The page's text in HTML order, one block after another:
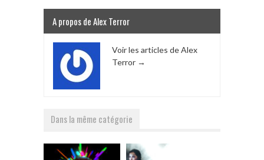
A propos de Alex Terror
Voir les articles de Alex
Terror →
Dans la même catégorie